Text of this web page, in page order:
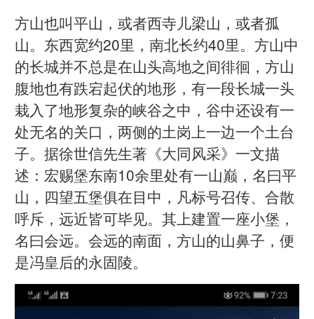
方山也叫平山，或者西寺儿梁山，或者孤
山。东西宽约20里，南北长约40里。方山中
的长城并不总是在山头高地之间徘徊，方山
腹地也有跌宕起伏的地形，有一段长城一头
栽入了地形复杂的峡谷之中，谷中还设有一
处无名的关口，两侧的土岗上一边一个土台
子。据徐世信先生著《大同风采》一文描
述：宏赐堡东南10余里处有一山巅，名曰平
山，四望五堡俱在目中，凡标号召传、合散
呼斥，远近皆可毕见。其上建置一座小堡，
名曰会远。会远的南面，方山的山鼻子，便
是冯皇后的永固陵。